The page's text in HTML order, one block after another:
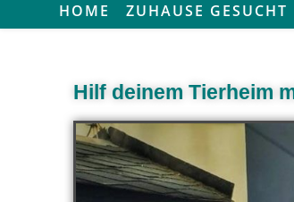
HOME ZUHAUSE GESUCHT
Hilf deinem Tierheim